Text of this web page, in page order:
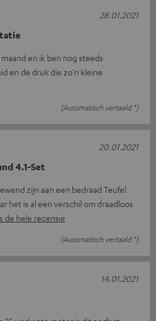
en ik ben nog steeds
en de druk die zo'n kleine
(Automatisch vertaald *)
28.01.2021
4.1-Set
zijn aan een bedraad Teufel
het is al een verschil om draadloos
de hele recensie
(Automatisch vertaald *)
20.01.2021
14.01.2021